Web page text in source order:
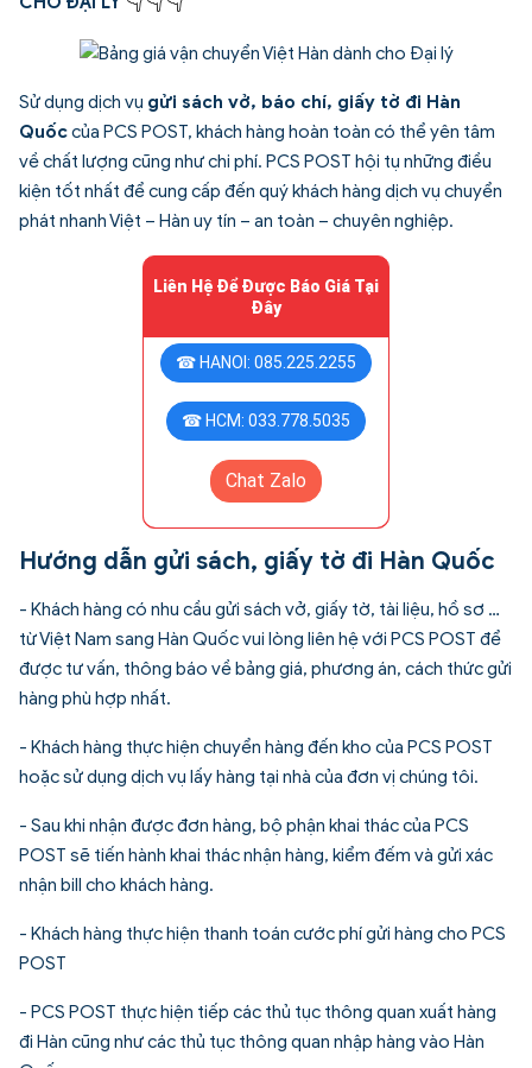
Sử dụng dịch vụ gửi sách vở, báo chí, giấy tờ đi Hàn
Quốccủa PCS POST, khách hàng hoàn toàn có thể yên tâm
về chất lượng cũng như chi phí. PCS POST hội tụ những điều
kiện tốt nhất để cung cấp đến quý khách hàng dịch vụ chuyển
phát nhanh Việt – Hàn uy tín – an toàn – chuyên nghiệp.
Liên Hệ Để Được Báo Giá Tại
Đây
☎ HANOI: 085.225.2255
☎ HCM: 033.778.5035
Chat Zalo
Hướng dẫn gửi sách, giấy tờ đi Hàn Quốc
- Khách hàng có nhu cầu gửi sách vở, giấy tờ, tài liệu, hồ sơ …
từ Việt Nam sang Hàn Quốc vui lòng liên hệ với PCS POST để
được tư vấn, thông báo về bảng giá, phương án, cách thức gửi
hàng phù hợp nhất.
- Khách hàng thực hiện chuyển hàng đến kho của PCS POST
hoặc sử dụng dịch vụ lấy hàng tại nhà của đơn vị chúng tôi.
- Sau khi nhận được đơn hàng, bộ phận khai thác của PCS
POST sẽ tiến hành khai thác nhận hàng, kiểm đếm và gửi xác
nhận bill cho khách hàng.
- Khách hàng thực hiện thanh toán cước phí gửi hàng cho PCS
POST
- PCS POST thực hiện tiếp các thủ tục thông quan xuất hàng
đi Hàn cũng như các thủ tục thông quan nhập hàng vào Hàn